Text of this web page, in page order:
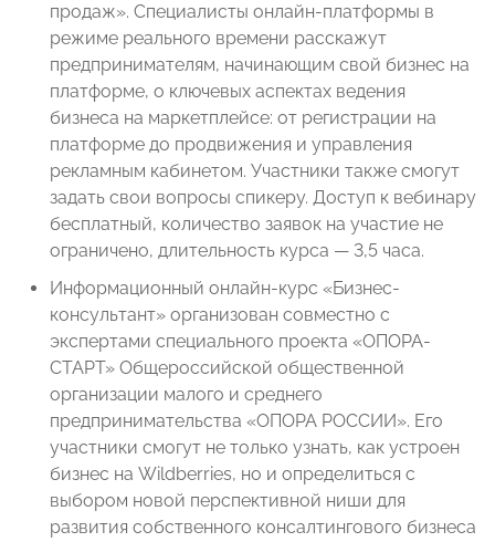
продаж». Специалисты онлайн-платформы в
режиме реального времени расскажут
предпринимателям, начинающим свой бизнес на
платформе, о ключевых аспектах ведения
бизнеса на маркетплейсе: от регистрации на
платформе до продвижения и управления
рекламным кабинетом. Участники также смогут
задать свои вопросы спикеру. Доступ к вебинару
бесплатный, количество заявок на участие не
ограничено, длительность курса — 3,5 часа.
Информационный онлайн-курс «Бизнес-
консультант» организован совместно с
экспертами специального проекта «ОПОРА-
СТАРТ» Общероссийской общественной
организации малого и среднего
предпринимательства «ОПОРА РОССИИ». Его
участники смогут не только узнать, как устроен
бизнес на Wildberries, но и определиться с
выбором новой перспективной ниши для
развития собственного консалтингового бизнеса